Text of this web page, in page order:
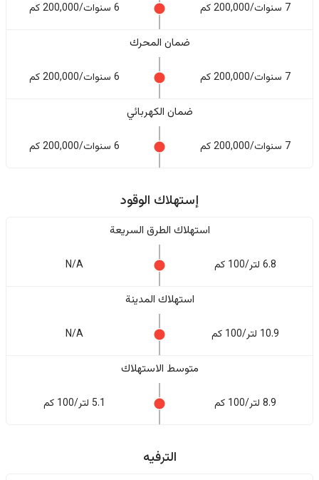
7 سنوات/200,000 كم 6 سنوات/200,000 كم
ضمان المحرك
7 سنوات/200,000 كم 6 سنوات/200,000 كم
ضمان الكهربائي
7 سنوات/200,000 كم 6 سنوات/200,000 كم
إستهلاك الوقود
استهلاك الطرق السريعة
6.8 لتر/100 كم N/A
استهلاك المدينة
10.9 لتر/100 كم N/A
متوسط الاستهلاك
8.9 لتر/100 كم 5.1 لتر/100 كم
الترفيه